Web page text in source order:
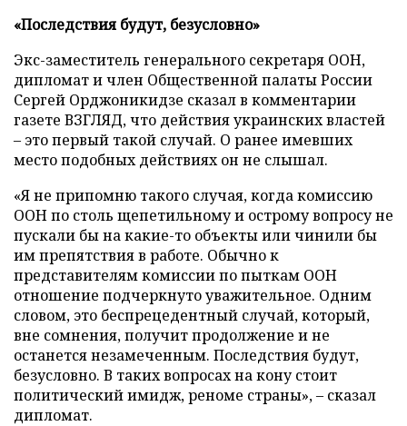
«Последствия будут, безусловно»
Экс-заместитель генерального секретаря ООН,
дипломат и член Общественной палаты России
Сергей Орджоникидзе сказал в комментарии
газете ВЗГЛЯД, что действия украинских властей
– это первый такой случай. О ранее имевших
место подобных действиях он не слышал.
«Я не припомню такого случая, когда комиссию
ООН по столь щепетильному и острому вопросу не
пускали бы на какие-то объекты или чинили бы
им препятствия в работе. Обычно к
представителям комиссии по пыткам ООН
отношение подчеркнуто уважительное. Одним
словом, это беспрецедентный случай, который,
вне сомнения, получит продолжение и не
останется незамеченным. Последствия будут,
безусловно. В таких вопросах на кону стоит
политический имидж, реноме страны», – сказал
дипломат.